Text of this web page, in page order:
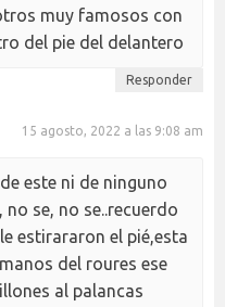
muy famosos con
del pie del delantero
Responder
15 agosto, 2022 a las 9:08 am
este ni de ninguno
no se, no se..recuerdo
estirararon el pié,esta
del roures ese
al palancas